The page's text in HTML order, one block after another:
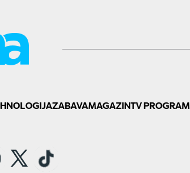
ZABAVAMAGAZINTV PROGRAM